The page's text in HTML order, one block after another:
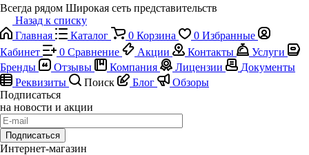
Всегда рядом Широкая сеть представительств
Назад к списку
Главная
Каталог 0 Корзина 0 Избранные
Кабинет
0 Сравнение Акции Контакты
Услуги
Бренды
Отзывы Компания Лицензии
Документы
Реквизиты
Поиск Блог
Обзоры
Подписаться
на новости и акции
Подписаться
Интернет-магазин